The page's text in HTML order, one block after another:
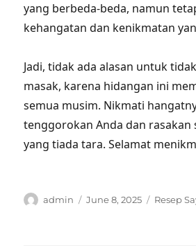
yang berbeda-beda, namun
kehangatan dan kenikmatan
Jadi, tidak ada alasan untuk
masak, karena hidangan ini
semua musim. Nikmati
tenggorokan Anda dan rasakan
yang tiada tara. Selamat
Author
admin
Posted
June 8, 2025 Resep